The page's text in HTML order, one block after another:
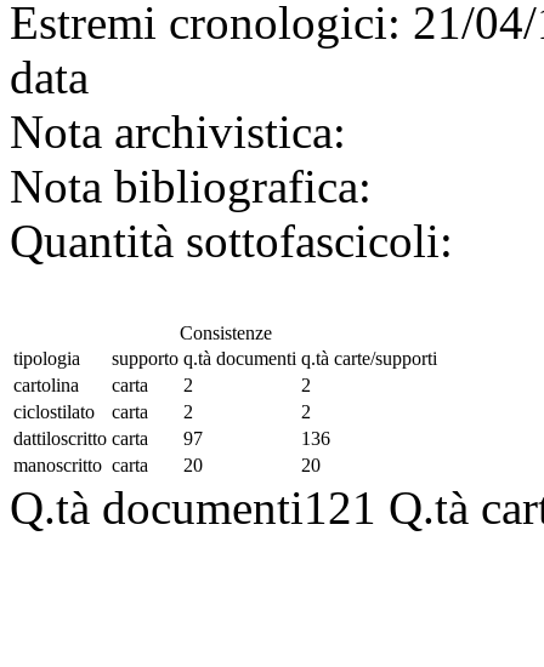
Estremi cronologici: 21/
data
Nota archivistica:
Nota bibliografica:
Quantità sottofascicoli:
Consistenze
tipologia
supporto q.tà documenti q.tà carte/supporti
cartolina
carta 2
2
ciclostilato
carta 2
2
dattiloscritto carta 97
136
manoscritto carta 20 20
Q.tà documenti121 Q.tà